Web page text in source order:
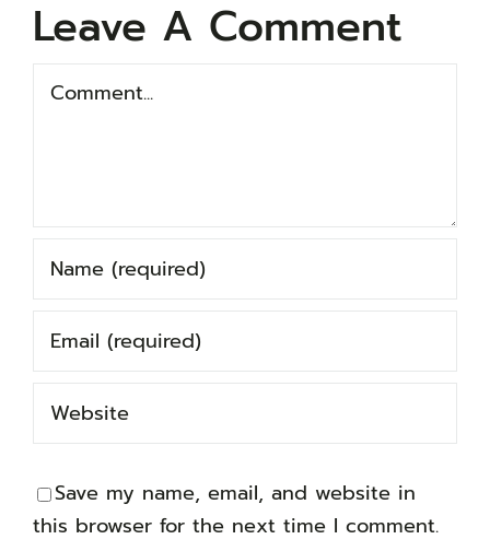
Leave A Comment
Comment
Save my name, email, and website in
this browser for the next time I comment.